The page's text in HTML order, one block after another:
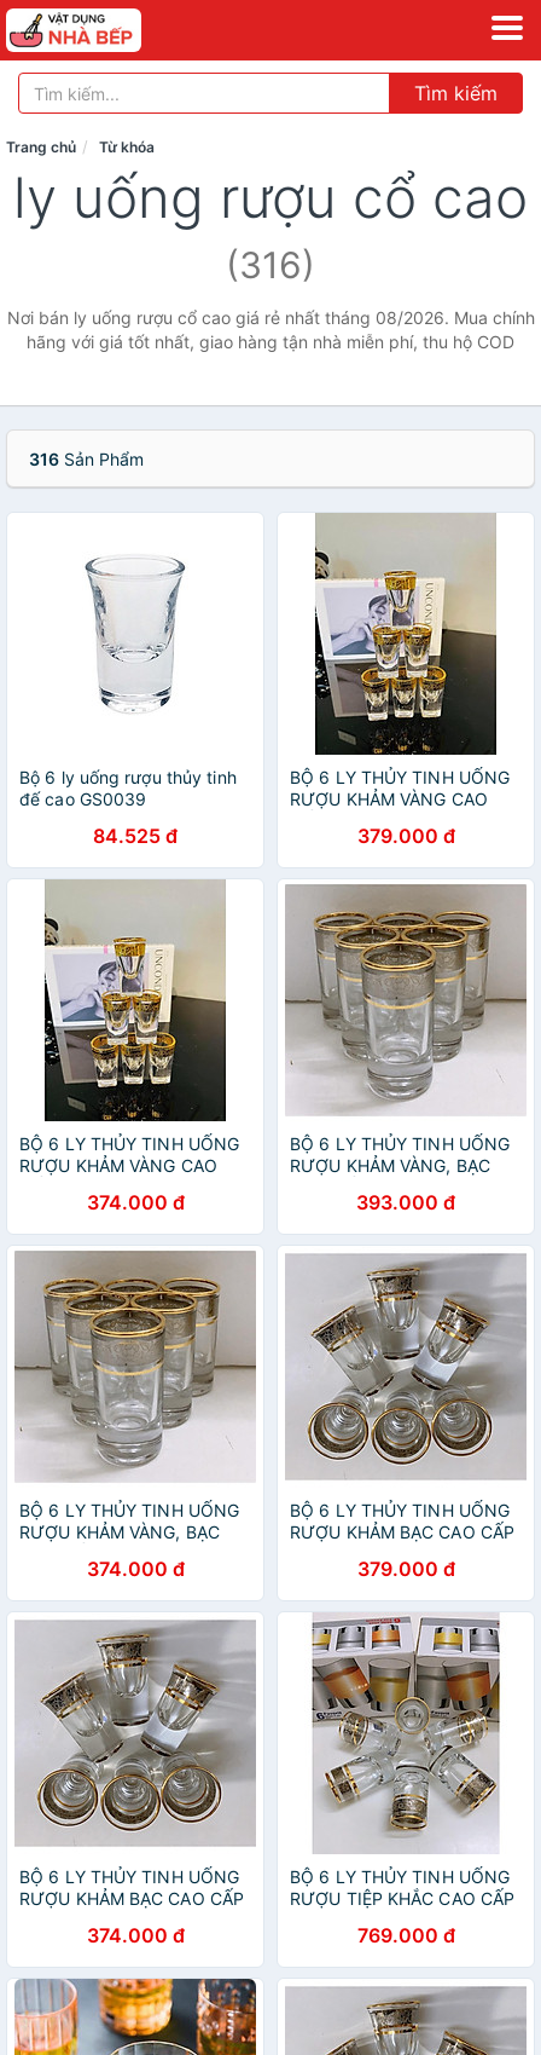
Tìm kiếm
Trang chủ Từ khóa
ly uống rượu cổ cao
(316)
Nơi bán ly uống rượu cổ cao giá rẻ nhất tháng 08/2026. Mua chính
hãng với giá tốt nhất, giao hàng tận nhà miễn phí, thu hộ COD
316 Sản Phẩm
Bộ 6 ly uống rượu thủy tinh
đế cao GS0039
84.525 đ
BỘ 6 LY THỦY TINH UỐNG
RƯỢU KHẢM VÀNG CAO
379.000 đ
BỘ 6 LY THỦY TINH UỐNG
RƯỢU KHẢM VÀNG CAO
374.000 đ
BỘ 6 LY THỦY TINH UỐNG
RƯỢU KHẢM VÀNG, BẠC
393.000 đ
BỘ 6 LY THỦY TINH UỐNG
RƯỢU KHẢM VÀNG, BẠC
374.000 đ
BỘ 6 LY THỦY TINH UỐNG
RƯỢU KHẢM BẠC CAO CẤP
379.000 đ
BỘ 6 LY THỦY TINH UỐNG
RƯỢU KHẢM BẠC CAO CẤP
374.000 đ
BỘ 6 LY THỦY TINH UỐNG
RƯỢU TIỆP KHẮC CAO CẤP
769.000 đ